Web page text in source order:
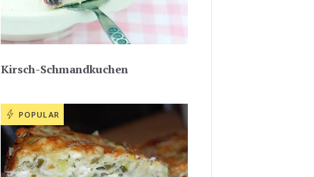
Kirsch-Schmandkuchen
POPULAR